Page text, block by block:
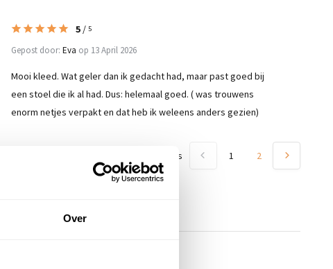
Over
5 /5
Gepost door:Eva op 13 April 2026
Mooi kleed. Wat geler dan ik gedacht had, maar past goed bij
een stoel die ik al had. Dus: helemaal goed. ( was trouwens
enorm netjes verpakt en dat heb ik weleens anders gezien)
reacties 1 2